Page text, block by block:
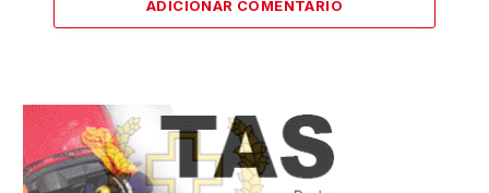
ADICIONAR COMENTÁRIO